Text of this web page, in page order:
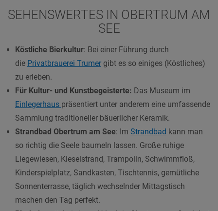
SEHENSWERTES IN OBERTRUM AM
SEE
Köstliche Bierkultur: Bei einer Führung durch
die Privatbrauerei Trumer gibt es so einiges (Köstliches)
zu erleben.
Für Kultur- und Kunstbegeisterte: Das Museum im
Einlegerhaus präsentiert unter anderem eine umfassende
Sammlung traditioneller bäuerlicher Keramik.
Strandbad Obertrum am See: Im Strandbad kann man
so richtig die Seele baumeln lassen. Große ruhige
Liegewiesen, Kieselstrand, Trampolin, Schwimmfloß,
Kinderspielplatz, Sandkasten, Tischtennis, gemütliche
Sonnenterrasse, täglich wechselnder Mittagstisch
machen den Tag perfekt.